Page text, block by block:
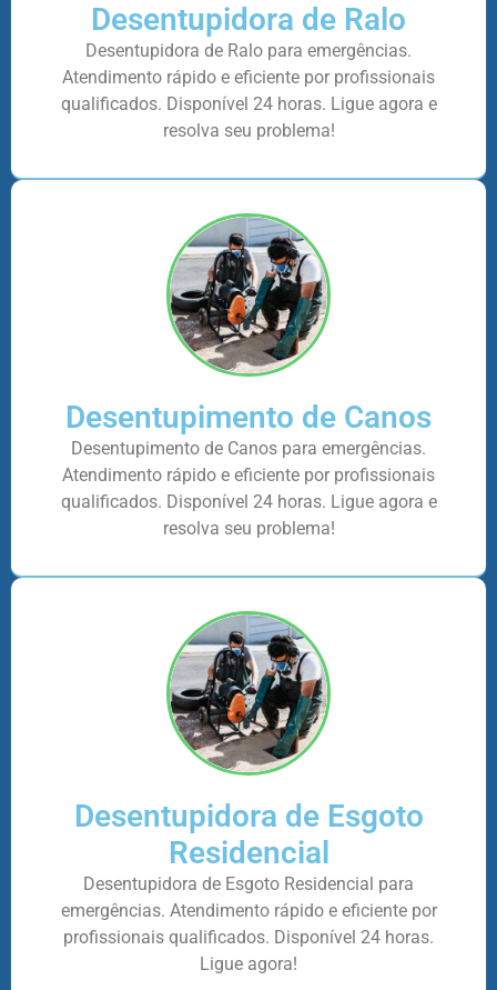
Desentupidora de Ralo
Desentupidora de Ralo para emergências.
Atendimento rápido e eficiente por profissionais
qualificados. Disponível 24 horas. Ligue agora e
resolva seu problema!
Desentupimento de Canos
Desentupimento de Canos para emergências.
Atendimento rápido e eficiente por profissionais
qualificados. Disponível 24 horas. Ligue agora e
resolva seu problema!
Desentupidora de Esgoto
Residencial
Desentupidora de Esgoto Residencial para
emergências. Atendimento rápido e eficiente por
profissionais qualificados. Disponível 24 horas.
Ligue agora!